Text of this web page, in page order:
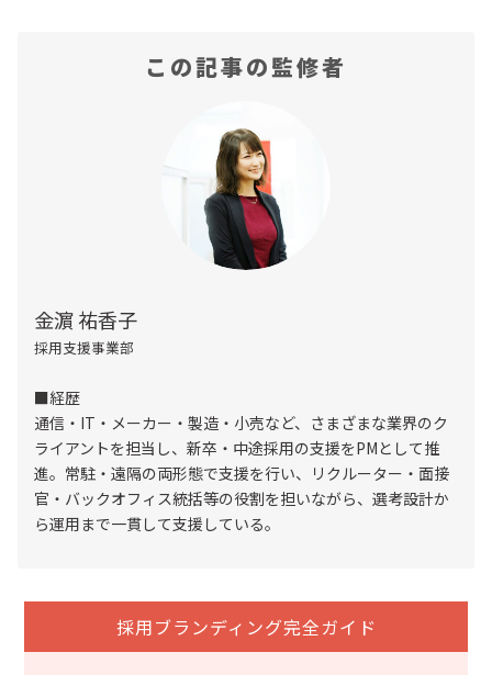
この記事の監修者
金濵 祐香子
採用支援事業部
■経歴
通信・IT・メーカー・製造・小売など、さまざまな業界のク
ライアントを担当し、新卒・中途採用の支援をPMとして推
進。常駐・遠隔の両形態で支援を行い、リクルーター・面接
官・バックオフィス統括等の役割を担いながら、選考設計か
ら運用まで一貫して支援している。
採用ブランディング完全ガイド